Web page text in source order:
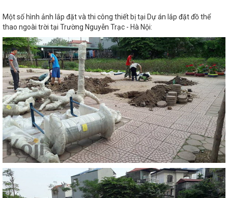
Một số hình ảnh lắp đặt và thi công thiết bị tại Dự án lắp đặt đồ thể
thao ngoài trời tại Trường Nguyễn Trạc - Hà Nội: